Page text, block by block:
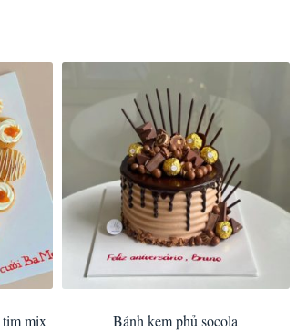
mix
Bánh kem phủ socola